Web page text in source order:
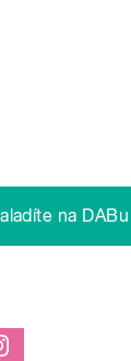
na DABu